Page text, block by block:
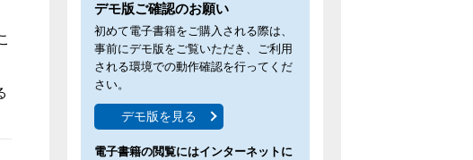
デモ版ご確認のお願い
初めて電子書籍をご購入される際は、
事前にデモ版をご覧いただき、ご利用
される環境での動作確認を行ってくだ
さい。
デモ版を見る
電子書籍の閲覧にはインターネットに